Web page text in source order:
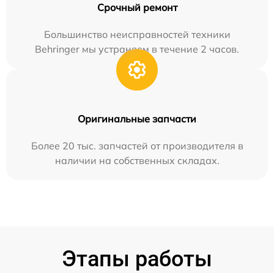
Срочный ремонт
Большинство неисправностей техники
Behringer мы устраняем в течение 2 часов.
Оригинальные запчасти
Более 20 тыс. запчастей от производителя в
наличии на собственных складах.
Этапы работы